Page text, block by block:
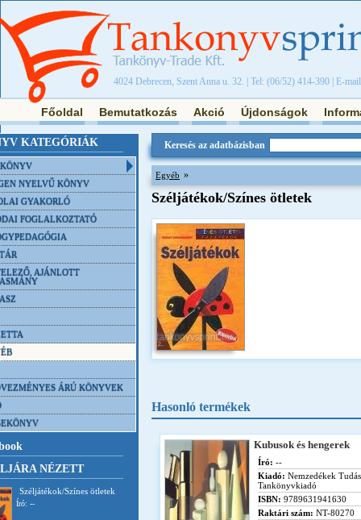
4024 Debrecen, Szent Anna u. 32. | Tel: (06/52) 414-390 | E-
Főoldal Bemutatkozás Akció Újdonságok
KATEGÓRIÁK
NYELVŰ KÖNYV
GYAKORLÓ
FOGLALKOZTATÓ
AJÁNLOTT
ÁRÚ KÖNYVEK
NÉZETT
Széljátékok/Színes ötletek
Író: --
Keresés az adatbázisban
Egyéb »
Széljátékok/Színes ötletek
Hasonló termékek
Kubusok és hengerek
Író: --
Kiadó: Nemzedékek
Tankönyvkiadó
ISBN: 9789631941630
Raktári szám: NT-80270